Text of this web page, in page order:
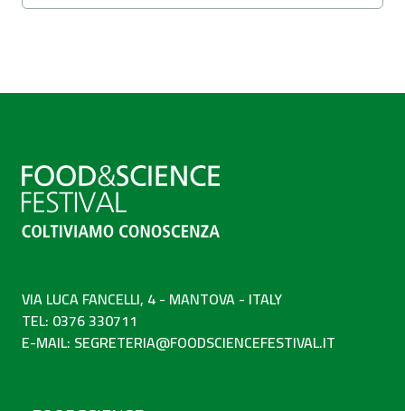
VIA LUCA FANCELLI, 4 - MANTOVA - ITALY
TEL: 0376 330711
E-MAIL: SEGRETERIA@FOODSCIENCEFESTIVAL.IT